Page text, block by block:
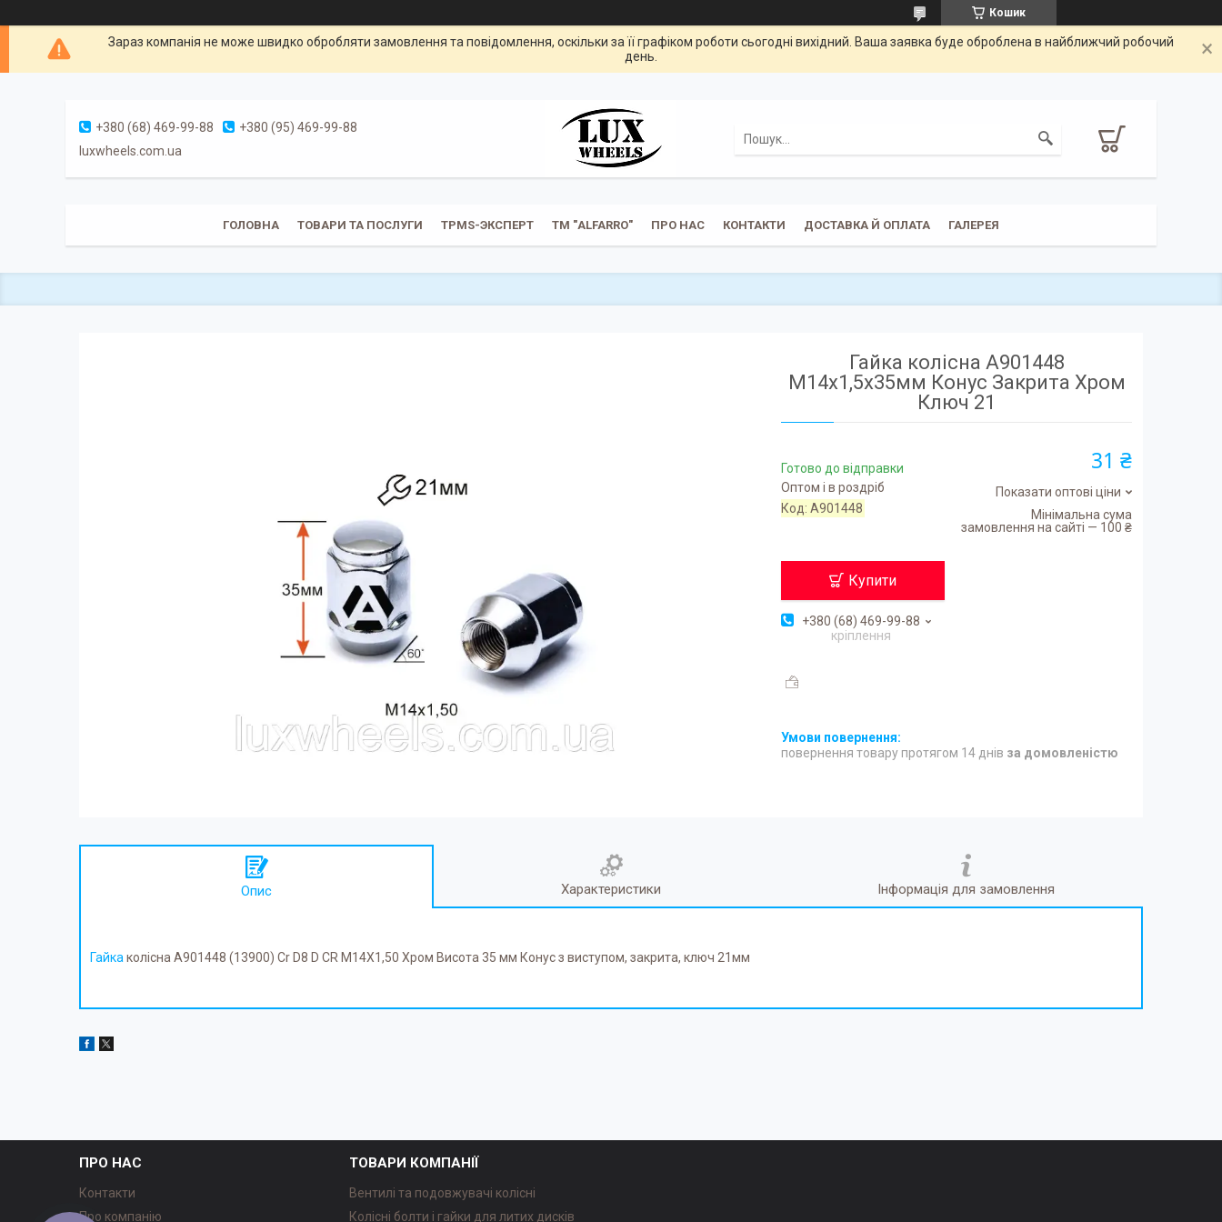
Кошик
Зараз компанія не може швидко обробляти замовлення та повідомлення, оскільки за її графіком роботи сьогодні вихідний. Ваша заявка буде оброблена в найближчий робочий
день.
+380 (68) 469-99-88
+380 (95) 469-99-88
luxwheels.com.ua
ГОЛОВНА ТОВАРИ ТА ПОСЛУГИ TPMS-ЭКСПЕРТ ТМ "ALFARRO" ПРО НАС КОНТАКТИ ДОСТАВКА Й ОПЛАТА ГАЛЕРЕЯ
Гайка колісна A901448
М14х1,5х35мм Конус Закрита Хром
Ключ 21
Готово до відправки
Оптом і в роздріб
Код:A901448
31 ₴
Показати оптові ціни
Мінімальна сума
замовлення на сайті — 100 ₴
Купити
+380 (68) 469-99-88
кріплення
повернення товару протягом 14 днів за домовленістю
Опис Характеристики Інформація для замовлення
Гайкаколісна A901448 (13900) Cr D8 D CR M14X1,50 Хром Висота 35 мм Конус з виступом, закрита, ключ 21мм
ПРО НАС
Контакти
Про компанію
ТОВАРИ КОМПАНІЇ
Вентилі та подовжувачі колісні
Колісні болти і гайки для литих дисків